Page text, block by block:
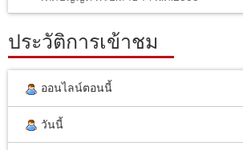
ประวัติการเข้าชม
ออนไลน์ตอนนี้
วันนี้